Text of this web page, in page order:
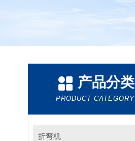
产品分类
PRODUCT CATEGORY
折弯机